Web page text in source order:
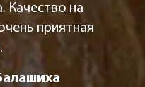
Качество на
приятная